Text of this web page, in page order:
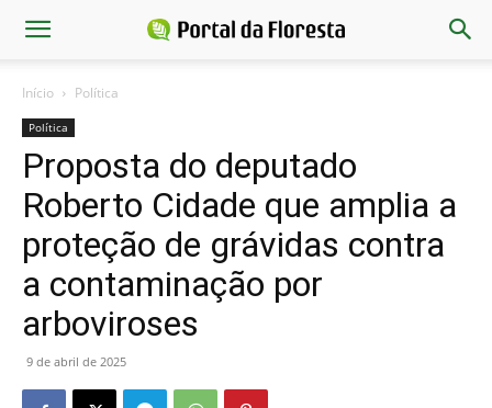
Início Política
Política
Proposta do deputado
Roberto Cidade que amplia a
proteção de grávidas contra
a contaminação por
arboviroses
9 de abril de 2025